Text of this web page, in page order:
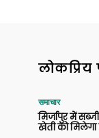
लोकप्रिय
समाचार
मिर्जापुर में
खेती को मिलेगा